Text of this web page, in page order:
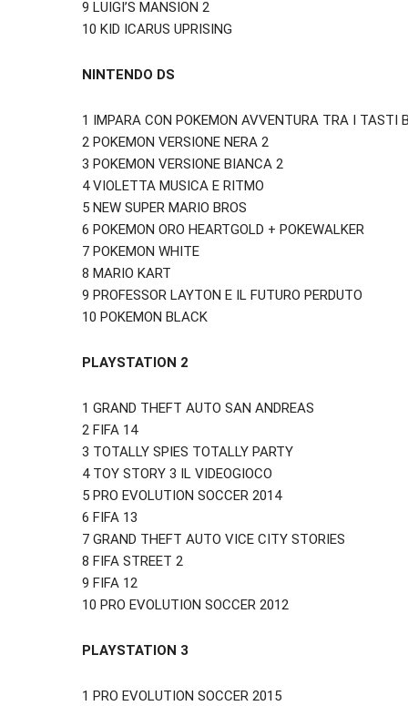
9 LUIGI’S MANSION 2
10 KID ICARUS UPRISING
NINTENDO DS
1 IMPARA CON POKEMON AVVENTURA TRA I TASTI
2 POKEMON VERSIONE NERA 2
3 POKEMON VERSIONE BIANCA 2
4 VIOLETTA MUSICA E RITMO
5 NEW SUPER MARIO BROS
6 POKEMON ORO HEARTGOLD + POKEWALKER
7 POKEMON WHITE
8 MARIO KART
9 PROFESSOR LAYTON E IL FUTURO PERDUTO
10 POKEMON BLACK
PLAYSTATION 2
1 GRAND THEFT AUTO SAN ANDREAS
2 FIFA 14
3 TOTALLY SPIES TOTALLY PARTY
4 TOY STORY 3 IL VIDEOGIOCO
5 PRO EVOLUTION SOCCER 2014
6 FIFA 13
7 GRAND THEFT AUTO VICE CITY STORIES
8 FIFA STREET 2
9 FIFA 12
10 PRO EVOLUTION SOCCER 2012
PLAYSTATION 3
1 PRO EVOLUTION SOCCER 2015